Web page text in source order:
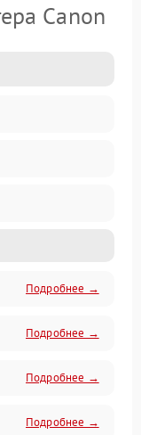
Canon
Подробнее →
Подробнее →
Подробнее →
Подробнее →